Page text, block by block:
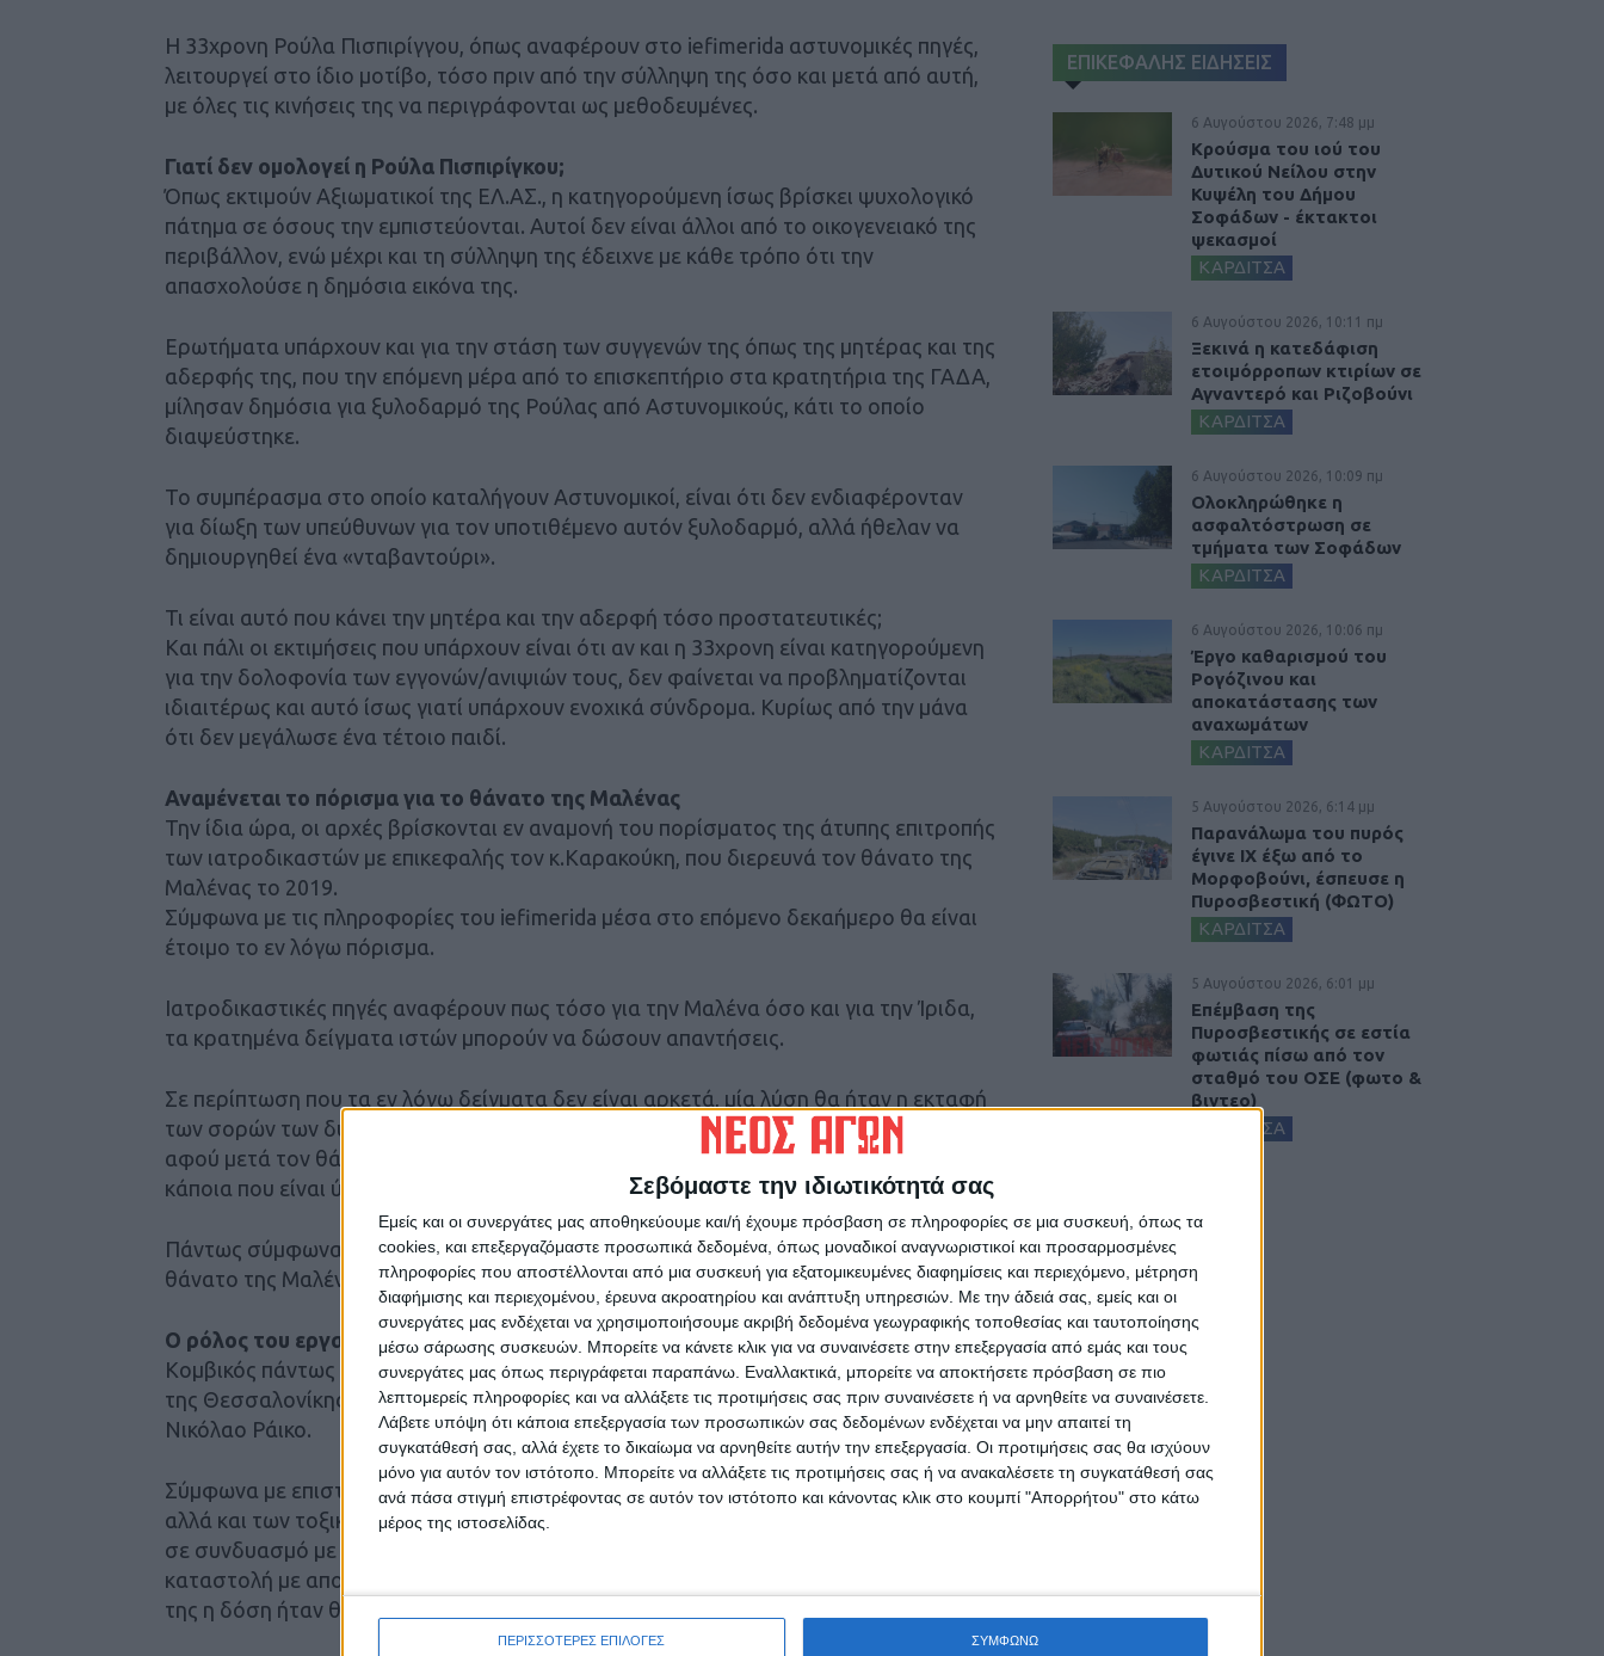
Σεβόμαστε την ιδιωτικότητά σας
Εμείς και οι συνεργάτες μας αποθηκεύουμε και/ή έχουμε πρόσβαση σε πληροφορίες σε μια συσκευή, όπως τα
cookies, και επεξεργαζόμαστε προσωπικά δεδομένα, όπως μοναδικοί αναγνωριστικοί και προσαρμοσμένες
πληροφορίες που αποστέλλονται από μια συσκευή για εξατομικευμένες διαφημίσεις και περιεχόμενο, μέτρηση
διαφήμισης και περιεχομένου, έρευνα ακροατηρίου και ανάπτυξη υπηρεσιών. Με την άδειά σας, εμείς και οι
συνεργάτες μας ενδέχεται να χρησιμοποιήσουμε ακριβή δεδομένα γεωγραφικής τοποθεσίας και ταυτοποίησης
μέσω σάρωσης συσκευών. Μπορείτε να κάνετε κλικ για να συναινέσετε στην επεξεργασία από εμάς και τους
συνεργάτες μας όπως περιγράφεται παραπάνω. Εναλλακτικά, μπορείτε να αποκτήσετε πρόσβαση σε πιο
λεπτομερείς πληροφορίες και να αλλάξετε τις προτιμήσεις σας πριν συναινέσετε ή να αρνηθείτε να συναινέσετε.
Λάβετε υπόψη ότι κάποια επεξεργασία των προσωπικών σας δεδομένων ενδέχεται να μην απαιτεί τη
συγκατάθεσή σας, αλλά έχετε το δικαίωμα να αρνηθείτε αυτήν την επεξεργασία. Οι προτιμήσεις σας θα ισχύουν
μόνο για αυτόν τον ιστότοπο. Μπορείτε να αλλάξετε τις προτιμήσεις σας ή να ανακαλέσετε τη συγκατάθεσή σας
ανά πάσα στιγμή επιστρέφοντας σε αυτόν τον ιστότοπο και κάνοντας κλικ στο κουμπί "Απορρήτου" στο κάτω
μέρος της ιστοσελίδας.
ΠΕΡΙΣΣΟΤΕΡΕΣ ΕΠΙΛΟΓΕΣ ΣΥΜΦΩΝΩ
Η 33χρονη Ρούλα Πισπιρίγγου, όπως αναφέρουν στο iefimerida αστυνομικές πηγές,
λειτουργεί στο ίδιο μοτίβο, τόσο πριν από την σύλληψη της όσο και μετά από αυτή,
με όλες τις κινήσεις της να περιγράφονται ως μεθοδευμένες.
Γιατί δεν ομολογεί η Ρούλα Πισπιρίγκου;
Όπως εκτιμούν Αξιωματικοί της ΕΛ.ΑΣ., η κατηγορούμενη ίσως βρίσκει ψυχολογικό
πάτημα σε όσους την εμπιστεύονται. Αυτοί δεν είναι άλλοι από το οικογενειακό της
περιβάλλον, ενώ μέχρι και τη σύλληψη της έδειχνε με κάθε τρόπο ότι την
απασχολούσε η δημόσια εικόνα της.
Ερωτήματα υπάρχουν και για την στάση των συγγενών της όπως της μητέρας και της
αδερφής της, που την επόμενη μέρα από το επισκεπτήριο στα κρατητήρια της ΓΑΔΑ,
μίλησαν δημόσια για ξυλοδαρμό της Ρούλας από Αστυνομικούς, κάτι το οποίο
διαψεύστηκε.
Το συμπέρασμα στο οποίο καταλήγουν Αστυνομικοί, είναι ότι δεν ενδιαφέρονταν
για δίωξη των υπεύθυνων για τον υποτιθέμενο αυτόν ξυλοδαρμό, αλλά ήθελαν να
δημιουργηθεί ένα «νταβαντούρι».
Τι είναι αυτό που κάνει την μητέρα και την αδερφή τόσο προστατευτικές;
Και πάλι οι εκτιμήσεις που υπάρχουν είναι ότι αν και η 33χρονη είναι κατηγορούμενη
για την δολοφονία των εγγονών/ανιψιών τους, δεν φαίνεται να προβληματίζονται
ιδιαιτέρως και αυτό ίσως γιατί υπάρχουν ενοχικά σύνδρομα. Κυρίως από την μάνα
ότι δεν μεγάλωσε ένα τέτοιο παιδί.
Αναμένεται το πόρισμα για το θάνατο της Μαλένας
Την ίδια ώρα, οι αρχές βρίσκονται εν αναμονή του πορίσματος της άτυπης επιτροπής
των ιατροδικαστών με επικεφαλής τον κ.Καρακούκη, που διερευνά τον θάνατο της
Μαλένας το 2019.
Σύμφωνα με τις πληροφορίες του iefimerida μέσα στο επόμενο δεκαήμερο θα είναι
έτοιμο το εν λόγω πόρισμα.
Ιατροδικαστικές πηγές αναφέρουν πως τόσο για την Μαλένα όσο και για την Ίριδα,
τα κρατημένα δείγματα ιστών μπορούν να δώσουν απαντήσεις.
Σε περίπτωση που τα εν λόγω δείγματα δεν είναι αρκετά, μία λύση θα ήταν η εκταφή
των σορών των δύο παιδιών, καθώς θα μπορούσε να ληφθεί δείγμα από τα οστά,
αφού μετά τον θάνατο παύει ο μεταβολισμός σε οποιαδήποτε ουσία, με αποτέλεσμα
κάποια που είναι ύποπτη και τους χορηγήθηκε να είναι δυνατό να εντοπιστεί.
Πάντως σύμφωνα με τις πληροφορίες, έχουν εντοπιστεί κοινά ευρήματα στον
θάνατο της Μαλένας και στον θάνατο της Ίριδας.
Ο ρόλος του εργαστηρίου στη Θεσσαλονίκη
Κομβικός πάντως μπορεί να είναι και πάλι ο ρόλος του υπερσύγχρονου εργαστηρίου
της Θεσσαλονίκης με επικεφαλής τον καθηγητή Ιατροδικαστικής και Τοξικολογίας κ.
Νικόλαο Ράικο.
Σύμφωνα με επιστήμονες που έχουν γνώση του ιατρικού φακέλου της Τζωρτζίνας
αλλά και των τοξικολογικών εξετάσεων, ένα από τα φάρμακα που λάμβανε η 9χρονη
σε συνδυασμό με την κεταμίνη που της χορηγήθηκε , δημιούργησε μεγαλύτερη
καταστολή με αποτέλεσμα να είναι 100% φονικό το αποτέλεσμα – αν και από μόνη
της η δόση ήταν θανατηφόρα-.
ΕΠΙΚΕΦΑΛΗΣ ΕΙΔΗΣΕΙΣ
6 Αυγούστου 2026, 7:48 μμ
Κρούσμα του ιού του
Δυτικού Νείλου στην
Κυψέλη του Δήμου
Σοφάδων - έκτακτοι
ψεκασμοί
ΚΑΡΔΙΤΣΑ
6 Αυγούστου 2026, 10:11 πμ
Ξεκινά η κατεδάφιση
ετοιμόρροπων κτιρίων σε
Αγναντερό και Ριζοβούνι
ΚΑΡΔΙΤΣΑ
6 Αυγούστου 2026, 10:09 πμ
Ολοκληρώθηκε η
ασφαλτόστρωση σε
τμήματα των Σοφάδων
ΚΑΡΔΙΤΣΑ
6 Αυγούστου 2026, 10:06 πμ
Έργο καθαρισμού του
Ρογόζινου και
αποκατάστασης των
αναχωμάτων
ΚΑΡΔΙΤΣΑ
5 Αυγούστου 2026, 6:14 μμ
Παρανάλωμα του πυρός
έγινε ΙΧ έξω από το
Μορφοβούνι, έσπευσε η
Πυροσβεστική (ΦΩΤΟ)
ΚΑΡΔΙΤΣΑ
5 Αυγούστου 2026, 6:01 μμ
Επέμβαση της
Πυροσβεστικής σε εστία
φωτιάς πίσω από τον
σταθμό του ΟΣΕ (φωτο &
βιντεο)
ΚΑΡΔΙΤΣΑ